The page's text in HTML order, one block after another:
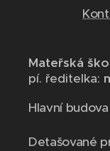
Mateřská
pí. ředitelka:
Hlavní
Detašované